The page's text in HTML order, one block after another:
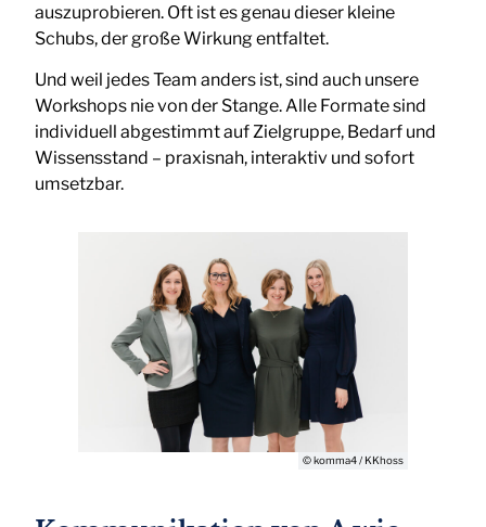
auszuprobieren. Oft ist es genau dieser kleine
Schubs, der große Wirkung entfaltet.
Und weil jedes Team anders ist, sind auch unsere
Workshops nie von der Stange. Alle Formate sind
individuell abgestimmt auf Zielgruppe, Bedarf und
Wissensstand – praxisnah, interaktiv und sofort
umsetzbar.
© komma4 / KKhoss